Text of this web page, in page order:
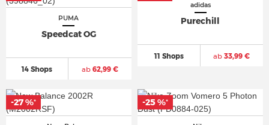
PUMA
Speedcat OG
14 Shops ab62,99 €
adidas
Purechill
11 Shops ab 33,99 €
-27 %* -25 %*